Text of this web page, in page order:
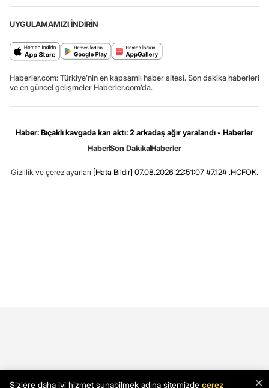
UYGULAMAMIZI İNDİRİN
Haberler.com: Türkiye’nin en kapsamlı haber sitesi. Son dakika haberleri
ve en güncel gelişmeler Haberler.com’da.
Haber: Bıçaklı kavgada kan aktı: 2 arkadaş ağır yaralandı - Haberler
HaberSon DakikaHaberler
Gizlilik ve çerez ayarları [Hata Bildir] 07.08.2026 22:51:07 #7.12# .HCFOK.
×
Sizlere daha iyi hizmet sunabilmek adına sitemizde çerez